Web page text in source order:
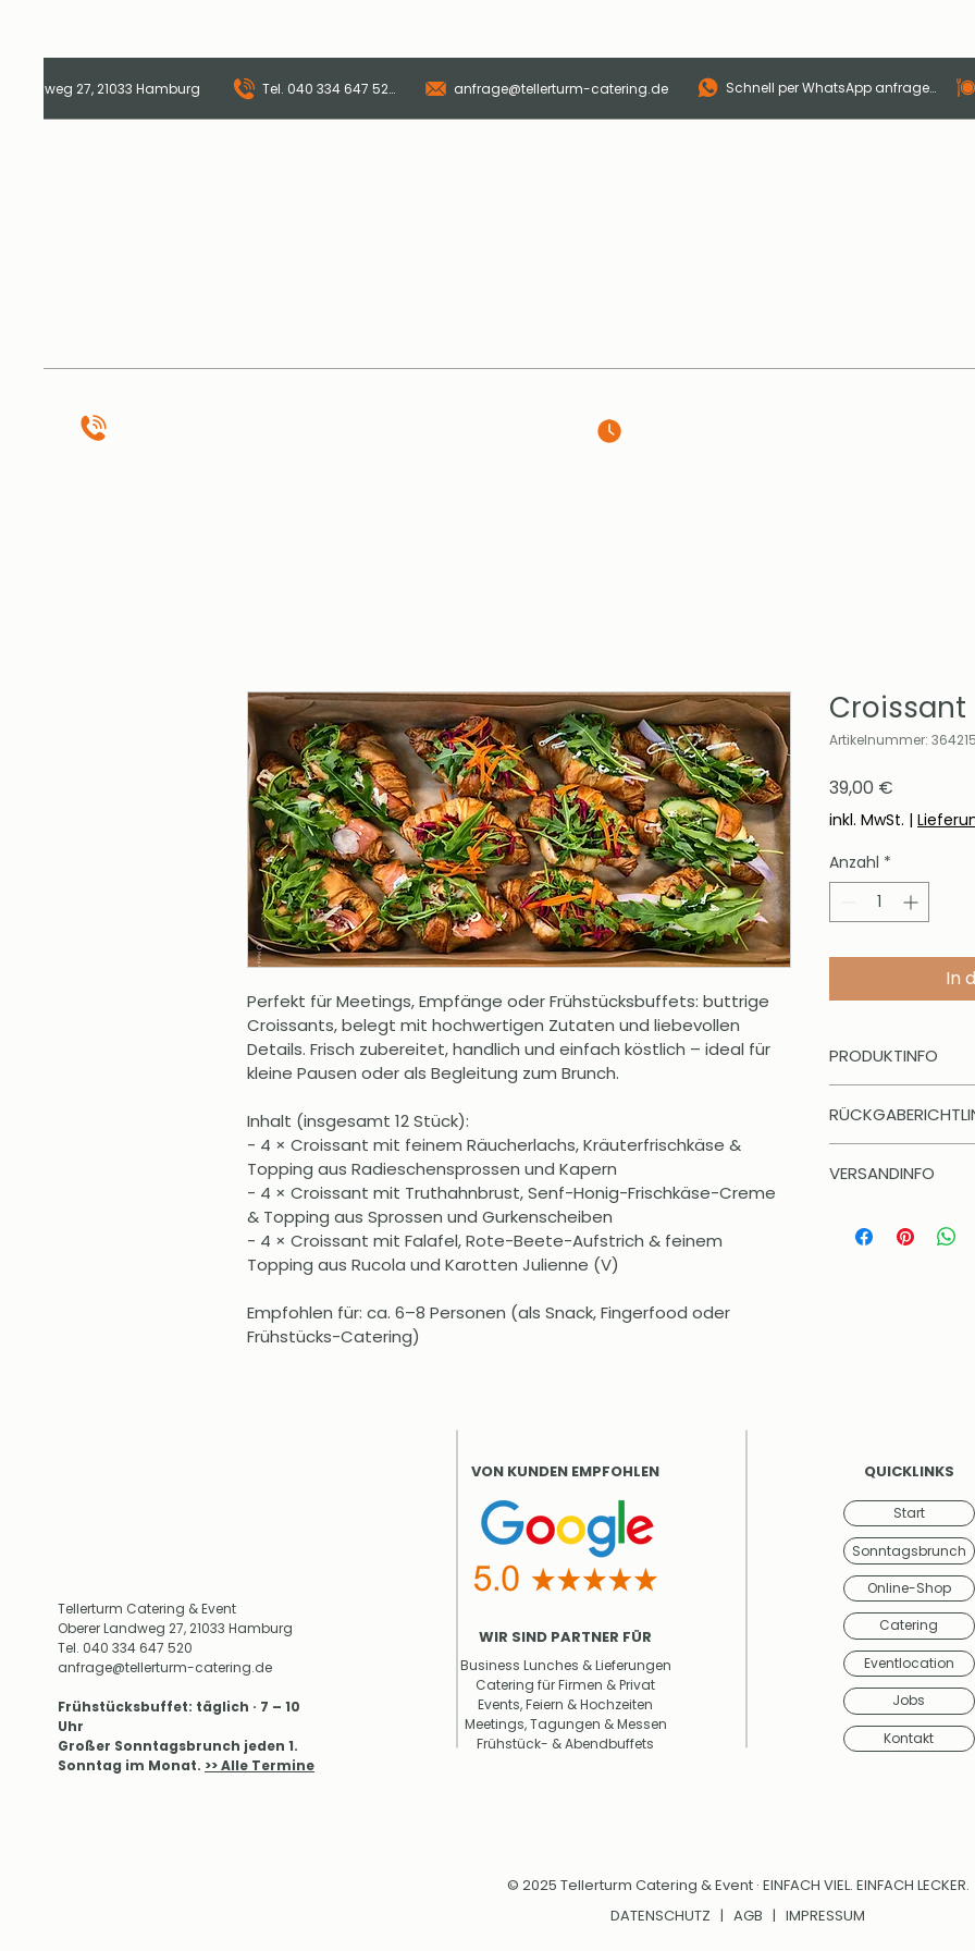
Landweg 27, 21033 Hamburg Tel. 040 334 647 520 anfrage@tellerturm-catering.de Schnell per WhatsApp anfragen
Perfekt für Meetings, Empfänge oder Frühstücksbuffets: buttrige
Croissants, belegt mit hochwertigen Zutaten und liebevollen
Details. Frisch zubereitet, handlich und einfach köstlich – ideal für
kleine Pausen oder als Begleitung zum Brunch.
Inhalt (insgesamt 12 Stück):
- 4 × Croissant mit feinem Räucherlachs, Kräuterfrischkäse &
Topping aus Radieschensprossen und Kapern
- 4 × Croissant mit Truthahnbrust, Senf-Honig-Frischkäse-Creme
& Topping aus Sprossen und Gurkenscheiben
- 4 × Croissant mit Falafel, Rote-Beete-Aufstrich & feinem
Topping aus Rucola und Karotten Julienne (V)
Empfohlen für: ca. 6–8 Personen (als Snack, Fingerfood oder
Frühstücks-Catering)
Croissant
Artikelnummer:
39,00 €
inkl. MwSt. |
Anzahl *
In
PRODUKTINFO
hier, was zu tun
vorgeschrieben
VERSANDINFO
Kunden hier über
Tellerturm Catering & Event
Oberer Landweg 27, 21033 Hamburg
Tel. 040 334 647 520
anfrage@tellerturm-catering.de
​Frühstücksbuffet: täglich · 7 – 10
Uhr
Großer Sonntagsbrunch jeden 1.
Sonntag im Monat. >> Alle Termine
VON KUNDEN EMPFOHLEN
WIR SIND PARTNER FÜR
Business Lunches & Lieferungen
Catering für Firmen & Privat
Events, Feiern & Hochzeiten
Meetings, Tagungen & Messen
Frühstück- & Abendbuffets
QUICKLINKS
Start
Sonntagsbrunch
Online-Shop
Catering
Eventlocation
Jobs
Kontakt
© 2025 Tellerturm Catering & Event · EINFACH VIEL. EINFACH LECKER.
DATENSCHUTZ | AGB | IMPRESSUM